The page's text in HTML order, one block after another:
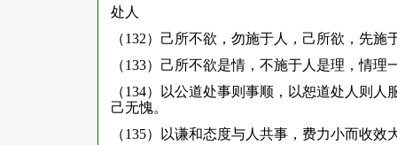
处人
（132）己所不欲，勿施于人，己所欲，先
（133）己所不欲是情，不施于人是理，情
（134）以公道处事则事顺，以恕道处人则
己无愧。
（135）以谦和态度与人共事，费力小而收